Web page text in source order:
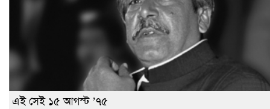
এই সেই ১৫ আগস্ট ’৭৫